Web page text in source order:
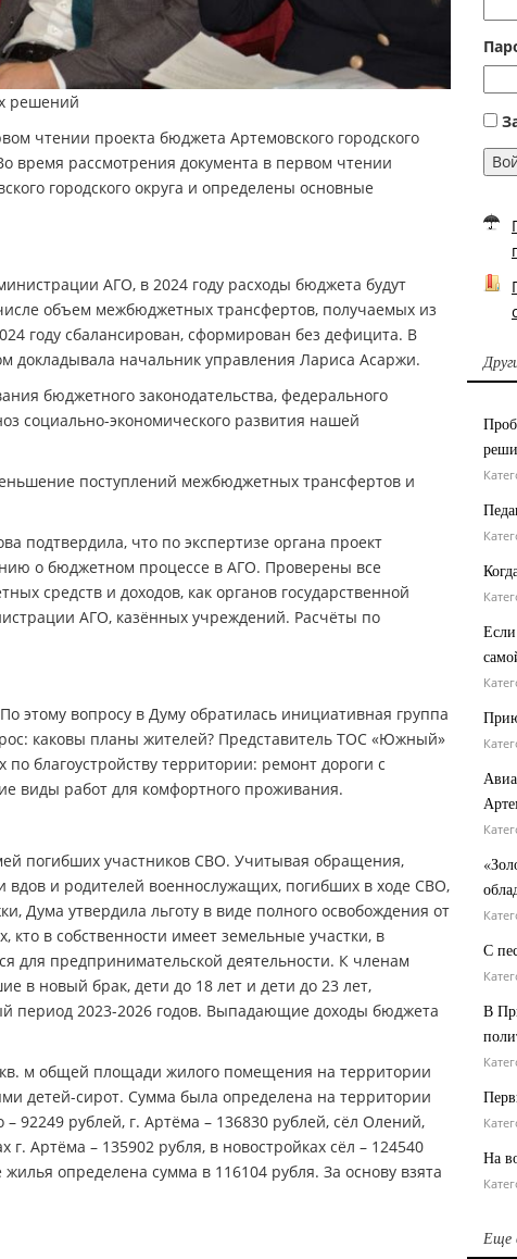
решений
чтении проекта бюджета Артемовского городского
время рассмотрения документа в первом чтении
городского округа и определены основные
АГО, в 2024 году расходы бюджета будут
объем межбюджетных трансфертов, получаемых из
году сбалансирован, сформирован без дефицита. В
докладывала начальник управления Лариса Асаржи.
бюджетного законодательства, федерального
социально-экономического развития нашей
поступлений межбюджетных трансфертов и
подтвердила, что по экспертизе органа проект
о бюджетном процессе в АГО. Проверены все
средств и доходов, как органов государственной
АГО, казённых учреждений. Расчёты по
вопросу в Думу обратилась инициативная группа
каковы планы жителей? Представитель ТОС «Южный»
благоустройству территории: ремонт дороги с
виды работ для комфортного проживания.
погибших участников СВО. Учитывая обращения,
и родителей военнослужащих, погибших в ходе СВО,
Дума утвердила льготу в виде полного освобождения от
в собственности имеет земельные участки, в
для предпринимательской деятельности. К членам
в новый брак, дети до 18 лет и дети до 23 лет,
период 2023-2026 годов. Выпадающие доходы бюджета
м общей площади жилого помещения на территории
детей-сирот. Сумма была определена на территории
92249 рублей, г. Артёма – 136830 рублей, сёл Олений,
Артёма – 135902 рубля, в новостройках сёл – 124540
определена сумма в 116104 рубля. За основу взята
С
В
На
Еще